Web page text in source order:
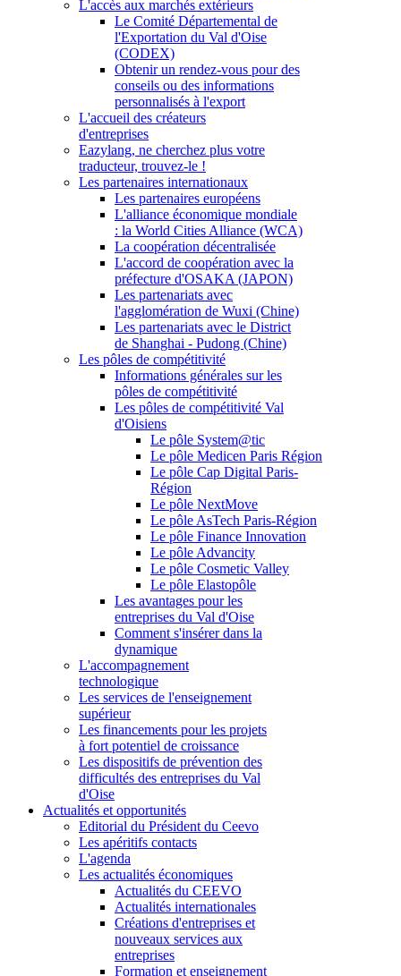
L'accès aux marchés extérieurs
Le Comité Départemental de
l'Exportation du Val d'Oise
(CODEX)
Obtenir un rendez-vous pour des
conseils ou des informations
personnalisés à l'export
L'accueil des créateurs
d'entreprises
Eazylang, ne cherchez plus votre
traducteur, trouvez-le !
Les partenaires internationaux
Les partenaires européens
L'alliance économique mondiale
: la World Cities Alliance (WCA)
La coopération décentralisée
L'accord de coopération avec la
préfecture d'OSAKA (JAPON)
Les partenariats avec
l'agglomération de Wuxi (Chine)
Les partenariats avec le District
de Shanghai - Pudong (Chine)
Les pôles de compétitivité
Informations générales sur les
pôles de compétitivité
Les pôles de compétitivité Val
d'Oisiens
Le pôle System@tic
Le pôle Medicen Paris Région
Le pôle Cap Digital Paris-
Région
Le pôle NextMove
Le pôle AsTech Paris-Région
Le pôle Finance Innovation
Le pôle Advancity
Le pôle Cosmetic Valley
Le pôle Elastopôle
Les avantages pour les
entreprises du Val d'Oise
Comment s'insérer dans la
dynamique
L'accompagnement
technologique
Les services de l'enseignement
supérieur
Les financements pour les projets
à fort potentiel de croissance
Les dispositifs de prévention des
difficultés des entreprises du Val
d'Oise
Actualités et opportunités
Editorial du Président du Ceevo
Les apéritifs contacts
L'agenda
Les actualités économiques
Actualités du CEEVO
Actualités internationales
Créations d'entreprises et
nouveaux services aux
entreprises
Formation et enseignement